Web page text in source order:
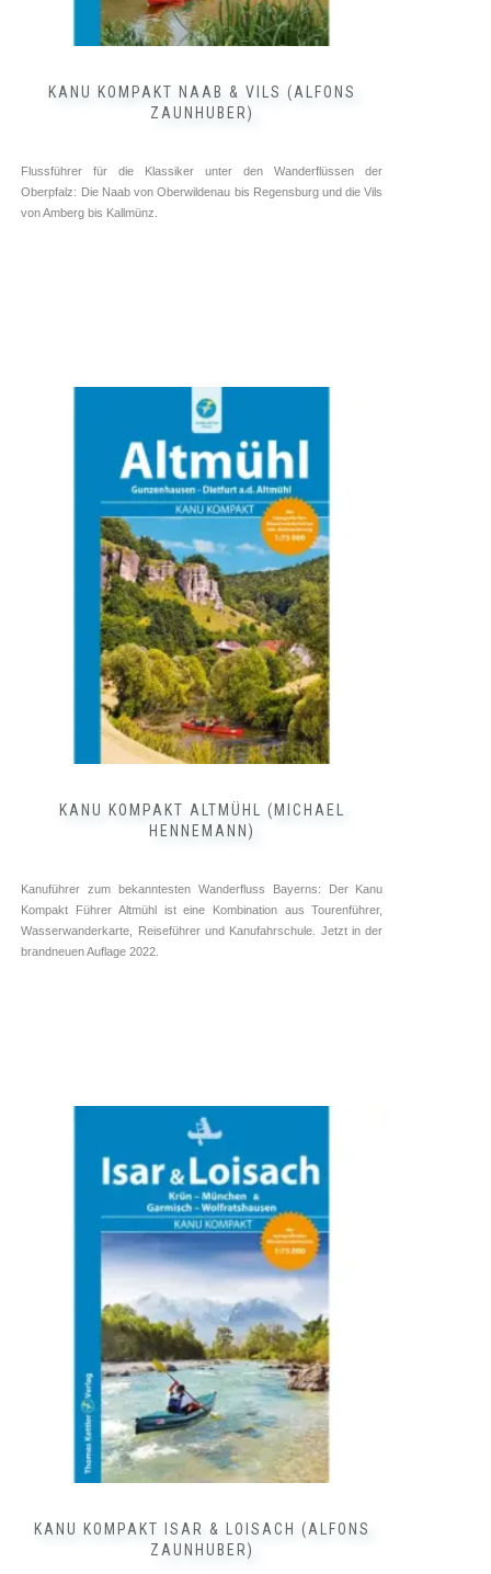
KANU KOMPAKT NAAB & VILS (ALFONS
ZAUNHUBER)
Flussführer für die Klassiker unter den Wanderflüssen der
Oberpfalz: Die Naab von Oberwildenau bis Regensburg und die Vils
von Amberg bis Kallmünz.
Deutschland ➥ ⓘTourenführer ➥ ⓘ
Kettler Verlag
9,95€
inkl. 7 % MwSt.
zzgl.Versandkosten
WEITERLESEN
KANU KOMPAKT ALTMÜHL (MICHAEL
HENNEMANN)
Kanuführer zum bekanntesten Wanderfluss Bayerns: Der Kanu
Kompakt Führer Altmühl ist eine Kombination aus Tourenführer,
Wasserwanderkarte, Reiseführer und Kanufahrschule. Jetzt in der
brandneuen Auflage 2022.
Deutschland ➥ ⓘTourenführer ➥ ⓘ
Kettler Verlag
12,90€
inkl. 7 % MwSt.
Versandkosten
WEITERLESEN
KANU KOMPAKT ISAR & LOISACH (ALFONS
ZAUNHUBER)